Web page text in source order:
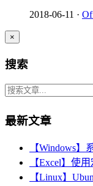
2018-06-11 ·
×
搜索
最新文章
【Windows】
【Excel】使
【Linux】